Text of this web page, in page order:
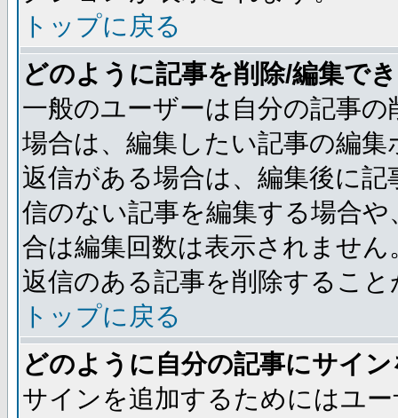
トップに戻る
どのように記事を削除/編集で
一般のユーザーは自分の記事
場合は、編集したい記事の編
返信がある場合は、編集後に
信のない記事を編集する場合
合は編集回数は表示されませ
返信のある記事を削除するこ
トップに戻る
どのように自分の記事にサイ
サインを追加するためにはユ